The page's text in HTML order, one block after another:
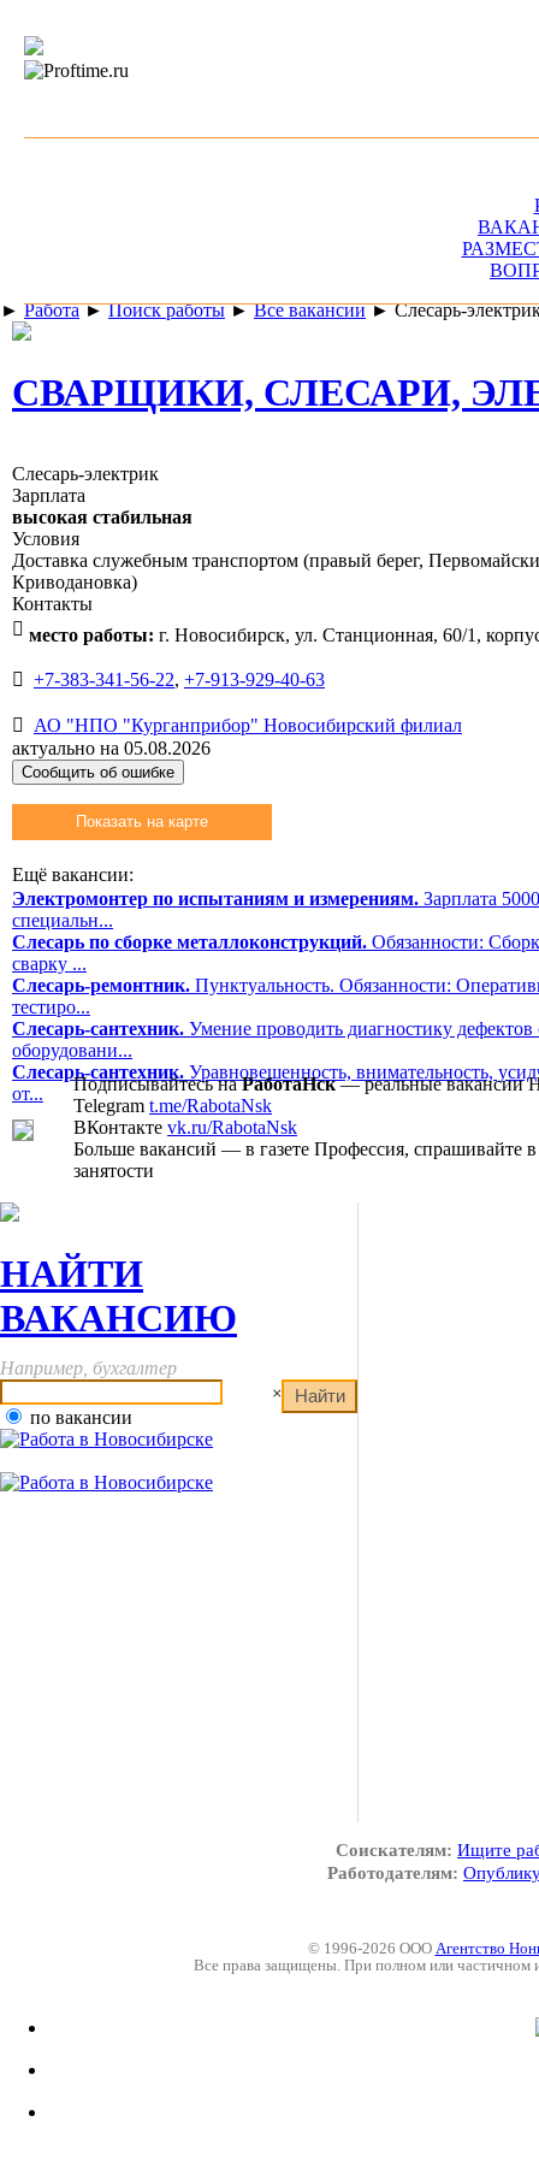
► Работа►Поиск работы►Все вакансии►Слесарь-
СВАРЩИКИ, СЛЕСАРИ,
Слесарь-электрик
Зарплата
высокая стабильная
Условия
Доставка служебным транспортом (правый берег,
Криводановка)
Контакты
 место работы: г. Новосибирск, ул. Станционная, 60/1,
 +7-383-341-56-22, +7-913-929-40-63

АО "НПО "Курганприбор" Новосибирский филиал
актуально на 05.08.2026
Сообщить об ошибке
Показать на карте
Ещё вакансии:
Электромонтер по испытаниям и измерениям. Зарплата
специальн...
Слесарь по сборке металлоконструкций. Обязанности:
сварку ...
Слесарь-ремонтник. Пунктуальность. Обязанности:
тестиро...
Слесарь-сантехник. Умение проводить диагностику дефектов
оборудовани...
Слесарь-сантехник. Уравновешенность, внимательность,
от...
Подписывайтесь наРаботаНск— реальные вакансии
Telegram t.me/RabotaNsk
ВКонтакте vk.ru/RabotaNsk
Больше вакансий — в газете Профессия, спрашивайте
занятости
НАЙТИ
ВАКАНСИЮ
Например, бухгалтер
×
по вакансии
Соискателям: Ищите
Работодателям:
© 1996-2026 ООО Агентство
Все права защищены. При полном или частичном